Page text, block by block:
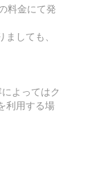
料金にて発
しても、
よってはク
利用する場